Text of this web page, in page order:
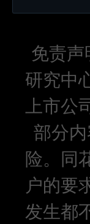
免责声
研究中
上市
部分
险。同
户的要
发生都